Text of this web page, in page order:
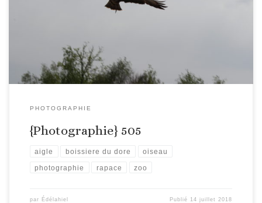
PHOTOGRAPHIE
{Photographie} 505
aigle boissiere du dore oiseau
photographie rapace zoo
par Édélahiel Publié 14 juillet 2018